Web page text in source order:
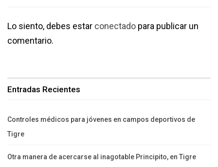
Lo siento, debes estar conectado para publicar un
comentario.
Entradas Recientes
Controles médicos para jóvenes en campos deportivos de
Tigre
Otra manera de acercarse al inagotable Principito, en Tigre